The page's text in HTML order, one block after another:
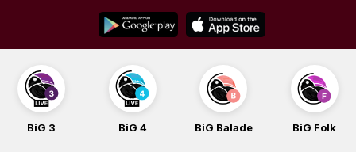
content
BiG 3 BiG 4 BiG Balade BiG Folk